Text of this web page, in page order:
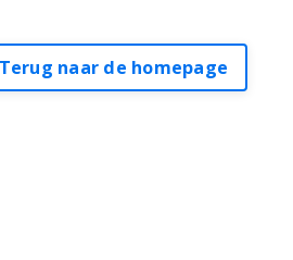
Terug naar de homepage